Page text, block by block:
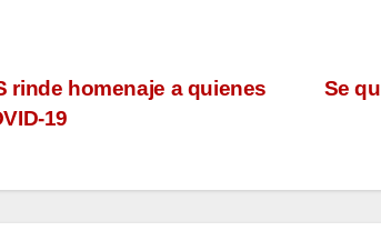
Se
rinde homenaje a quienes
19